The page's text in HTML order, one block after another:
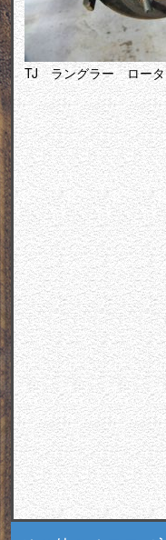
TJ ラングラー ロー